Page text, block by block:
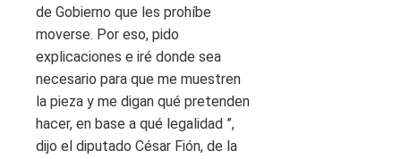
de Gobierno que les prohíbe
moverse. Por eso, pido
explicaciones e iré donde sea
necesario para que me muestren
la pieza y me digan qué pretenden
hacer, en base a qué legalidad ”,
dijo el diputado César Fión, de la